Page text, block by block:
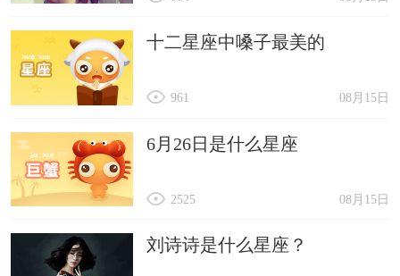
十二星座中嗓子最美的
08月15日
961
6月26日是什么星座
08月15日
2525
刘诗诗是什么星座？